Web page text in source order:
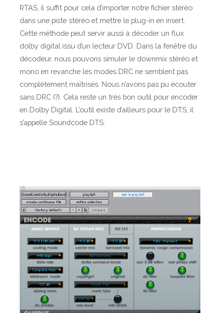
RTAS, il suffit pour cela d’importer notre fichier stéréo
dans une piste stéréo et mettre le plug-in en insert.
Cette méthode peut servir aussi à décoder un flux
dolby digital issu d’un lecteur DVD. Dans la fenêtre du
décodeur, nous pouvons simuler le downmix stéréo et
mono en revanche les modes DRC ne semblent pas
complètement maîtrisés. Nous n’avons pas pu écouter
sans DRC (?). Cela reste un très bon outil pour encoder
en Dolby Digital. L’outil existe d’ailleurs pour le DTS, il
s’appelle Soundcode DTS.